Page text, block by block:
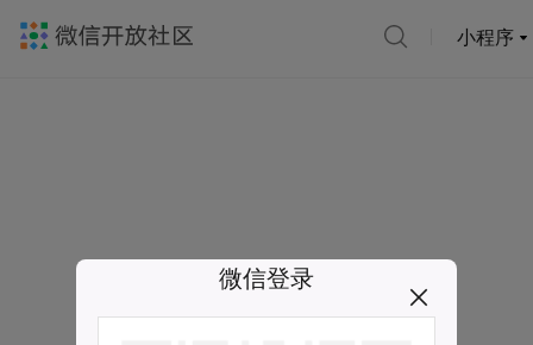
小程序
微信登录